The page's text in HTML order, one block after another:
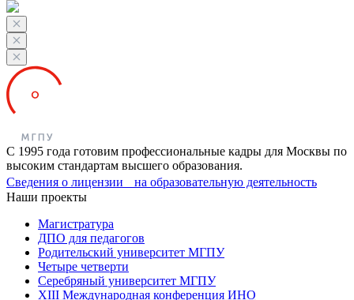
С 1995 года готовим профессиональные кадры для Москвы по
высоким стандартам высшего образования.
Сведения о лицензии на образовательную деятельность
Наши проекты
Магистратура
ДПО для педагогов
Родительский университет МГПУ
Четыре четверти
Серебряный университет МГПУ
XIII Международная конференция ИНО